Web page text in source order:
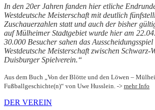
In den 20er Jahren fanden hier etliche
Westdeutsche Meisterschaft mit deutlich
Zuschauerzahlen statt und auch der bisher
auf Mülheimer Stadtgebiet wurde hier am
30.000 Besucher sahen das
Westdeutsche Meisterschaft zwischen Schwarz-
Duisburger Spielverein.“
Aus dem Buch „Von der Blötte und den Löwen –
Fußballgeschichte(n)“ von Uwe Husslein. -> mehr Info
DER VEREIN